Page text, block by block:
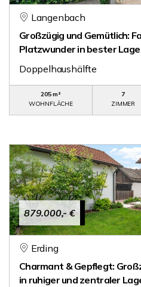
Langenbach
Großzügig und Gemütlich:
Platzwunder in bester
Doppelhaushälfte
205 m²
WOHNFLÄCHE
7
ZIMMER
879.000,- €
Erding
Charmant & Gepflegt:
in ruhiger und zentraler